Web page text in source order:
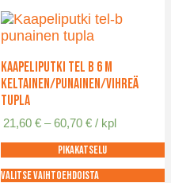
on
useampi
muunnelma.
Voit
tehdä
valinnat
tuotteen
sivulla.
Kaapeliputki TEL B 6 m
keltainen/punainen/vihreä
tupla
21,60 € – 60,70 €Hintaluokka:
-
/ kpl
Pikakatselu
Valitse vaihtoehdoista